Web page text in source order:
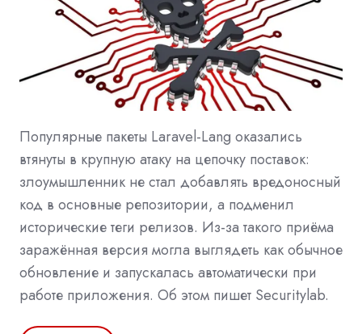
Популярные пакеты Laravel-Lang оказались
втянуты в крупную атаку на цепочку поставок:
злоумышленник не стал добавлять вредоносный
код в основные репозитории, а подменил
исторические теги релизов. Из-за такого приёма
заражённая версия могла выглядеть как обычное
обновление и запускалась автоматически при
работе приложения. Об этом пишет Securitylab.